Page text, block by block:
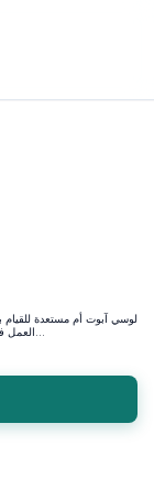
لوسي آبوت أم مستعدة